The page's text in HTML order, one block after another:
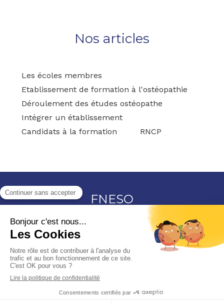
Nos articles
Les écoles membres
Etablissement de formation à l'ostéopathie
Déroulement des études ostéopathe
Intégrer un établissement
Candidats à la formation
RNCP
FNESO
15, bd Marcel Paul
Saint-Herblain
Afficher le téléphone
Plan du site
©2026 FNESO